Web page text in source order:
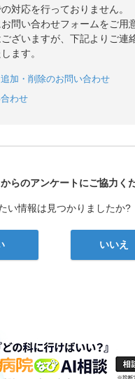
対応を行っておりません。
問い合わせフォームをご用
ざいますが、下記よりご連
ます。
加・削除のお問い合わせ
わせ
病院なび
からのアンケートにご協力く
い情報は見つかりましたか?
いいえ